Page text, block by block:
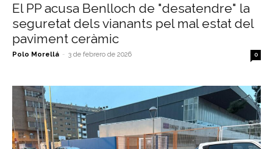
El PP acusa Benlloch de "desatendre" la
seguretat dels vianants pel mal estat del
paviment ceràmic
Polo Morellá - 3 de febrero de 2026 0